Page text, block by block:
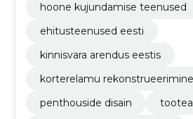
hoone kujundamise teenused
ehitusteenused eesti
kinnisvara arendus eestis
korterelamu rekonstrueerimine
penthouside disain